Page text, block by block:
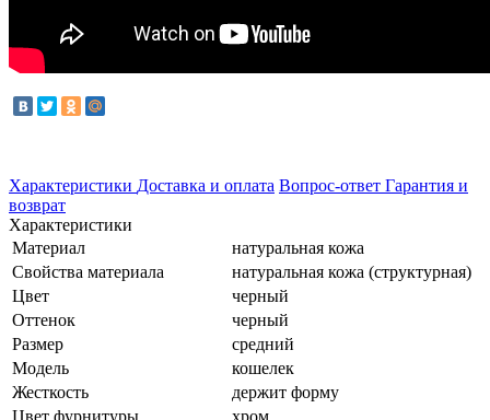
Характеристики Доставка и оплата Вопрос-ответ Гарантия и
возврат
Характеристики
Материал
натуральная кожа
Свойства материала
натуральная кожа (структурная)
Цвет
черный
Оттенок
черный
Размер
средний
Модель
кошелек
Жесткость
держит форму